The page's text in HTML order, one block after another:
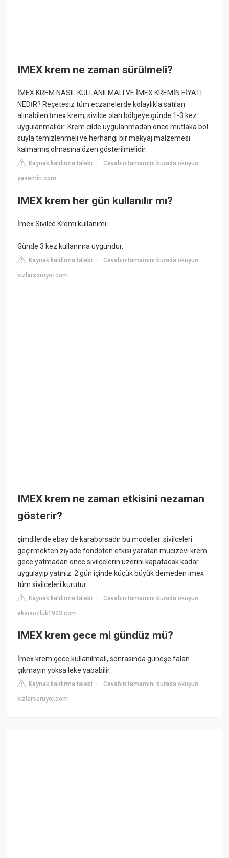
IMEX krem ne zaman sürülmeli?
İMEX KREM NASIL KULLANILMALI VE İMEX KREMİN FİYATI
NEDİR? Reçetesiz tüm eczanelerde kolaylıkla satılan
alınabilen İmex krem, sivilce olan bölgeye günde 1-3 kez
uygulanmalıdır. Krem cilde uygulanmadan önce mutlaka bol
suyla temizlenmeli ve herhangi bir makyaj malzemesi
kalmamış olmasına özen gösterilmelidir.
Kaynak kaldırma talebi |Cevabın tamamını burada okuyun:
yasemin.com
IMEX krem her gün kullanılır mı?
İmex Sivilce Kremi kullanımı
Günde 3 kez kullanıma uygundur.
Kaynak kaldırma talebi |Cevabın tamamını burada okuyun:
kizlarsoruyor.com
IMEX krem ne zaman etkisini nezaman
gösterir?
şimdilerde ebay de karaborsadır bu modeller. sivilceleri
geçirmekten ziyade fondoten etkisi yaratan mucizevi krem.
gece yatmadan önce sivilcelerin üzerini kapatacak kadar
uygulayıp yatınız. 2 gün içinde küçük büyük demeden imex
tüm sivilceleri kurutur.
Kaynak kaldırma talebi |Cevabın tamamını burada okuyun:
eksisozluk1923.com
IMEX krem gece mi gündüz mü?
İmex krem gece kullanılmalı, sonrasında güneşe falan
çıkmayın yoksa leke yapabilir.
Kaynak kaldırma talebi |Cevabın tamamını burada okuyun:
kizlarsoruyor.com